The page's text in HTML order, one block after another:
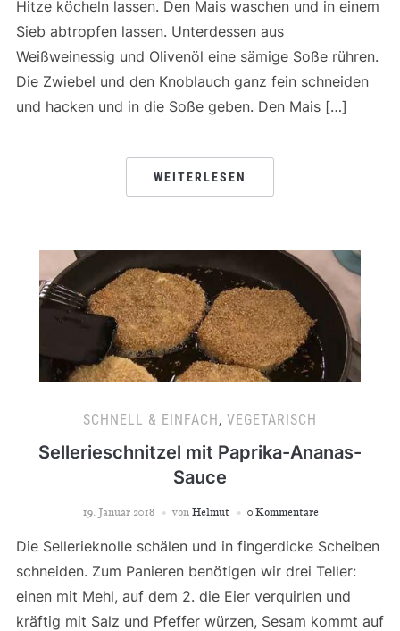
Hitze köcheln lassen. Den Mais waschen und in einem
Sieb abtropfen lassen. Unterdessen aus
Weißweinessig und Olivenöl eine sämige Soße rühren.
Die Zwiebel und den Knoblauch ganz fein schneiden
und hacken und in die Soße geben. Den Mais […]
WEITERLESEN
SCHNELL & EINFACH, VEGETARISCH
Sellerieschnitzel mit Paprika-Ananas-
Sauce
19. Januar 2018 von Helmut 0 Kommentare
Die Sellerieknolle schälen und in fingerdicke Scheiben
schneiden. Zum Panieren benötigen wir drei Teller:
einen mit Mehl, auf dem 2. die Eier verquirlen und
kräftig mit Salz und Pfeffer würzen, Sesam kommt auf